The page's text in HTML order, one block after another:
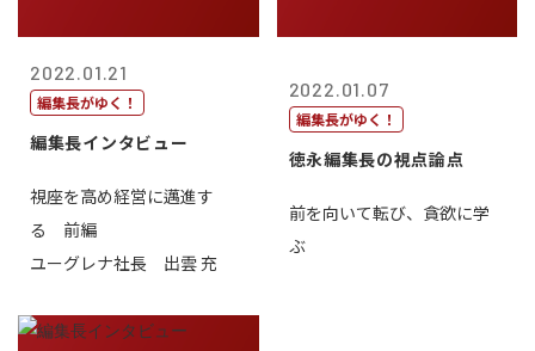
2022.01.21
編集長がゆく！
編集長インタビュー
視座を高め経営に邁進す
る 前編
ユーグレナ社長 出雲 充
2022.01.07
編集長がゆく！
徳永編集長の視点論点
前を向いて転び、貪欲に学
ぶ